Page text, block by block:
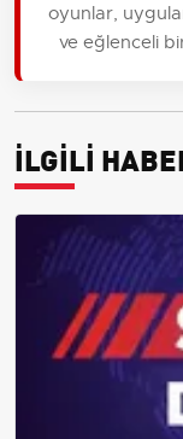
oyunlar,
ve eğlenceli
İLGİLİ